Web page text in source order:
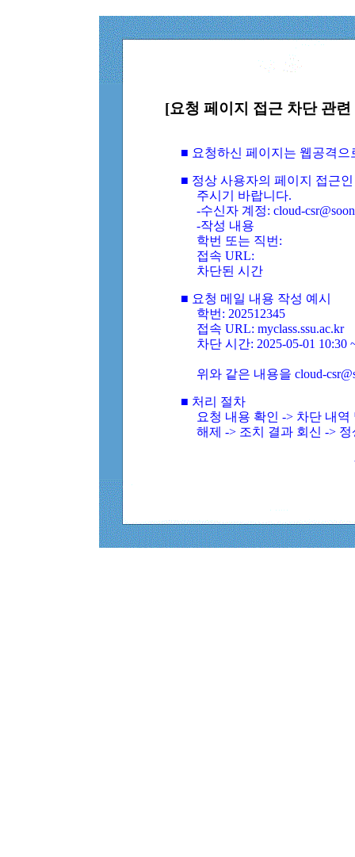
[요청 페이지 접근 차단 관
■ 요청하신 페이지는 웹공격
■ 정상 사용자의 페이지 접근
주시기 바랍니다.
-수신자 계정: cloud-
-작성 내용
학번 또는 직번:
접속 URL:
차단된 시간
■ 요청 메일 내용 작성 예시
학번: 202512345
접속 URL: myclass.ssu.ac.kr
차단 시간: 2025-05-01 10:30
위와 같은 내용을 cloud-
■ 처리 절차
요청 내용 확인 -> 차단 내
해제 -> 조치 결과 회신 ->